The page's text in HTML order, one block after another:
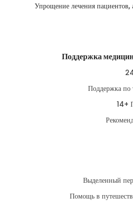
Упрощение лечения пациентов,
Поддержка
Поддержка по
14+
Выделенный
Помощь в